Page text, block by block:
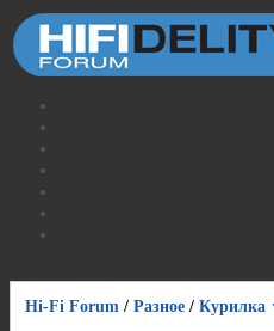
Hi-Fi Forum / Разное / Курилка